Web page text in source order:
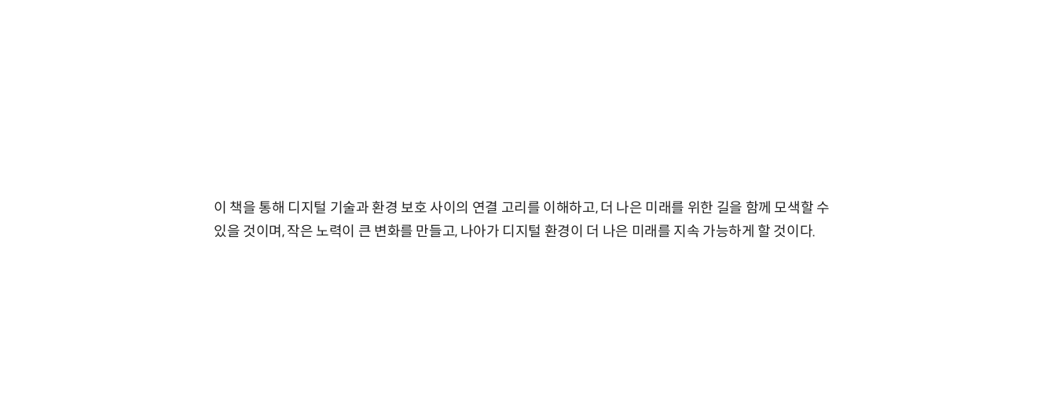
이 책을 통해 디지털 기술과 환경 보호 사이의 연결 고리를 이해하고, 더 나은 미래를 위한 길을 함께 모색할 수
있을 것이며, 작은 노력이 큰 변화를 만들고, 나아가 디지털 환경이 더 나은 미래를 지속 가능하게 할 것이다.